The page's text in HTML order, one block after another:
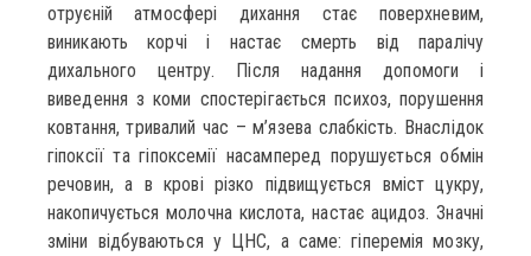
отруєній атмосфері дихання стає поверхневим,
виникають корчі і настає смерть від паралічу
дихального центру. Після надання допомоги і
виведення з коми спостерігається психоз, порушення
ковтання, тривалий час – м’язева слабкість. Внаслідок
гіпоксії та гіпоксемії насамперед порушується обмін
речовин, а в крові різко підвищується вміст цукру,
накопичується молочна кислота, настає ацидоз. Значні
зміни відбуваються у ЦНС, а саме: гіперемія мозку,